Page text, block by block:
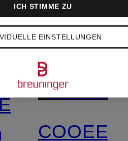
COOEE
EINSTELLUNGEN
ICH STIMME ZU